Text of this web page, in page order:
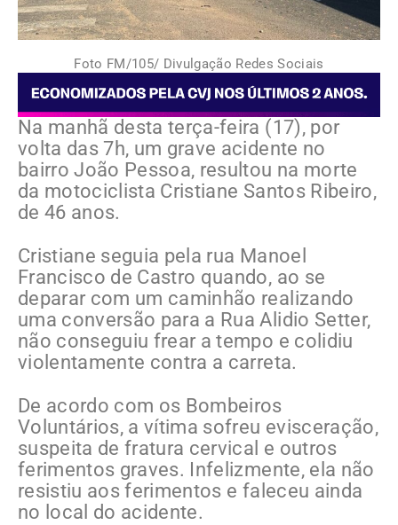
Foto FM/105/ Divulgação Redes Sociais
Na manhã desta terça-feira (17), por
volta das 7h, um grave acidente no
bairro João Pessoa, resultou na morte
da motociclista Cristiane Santos Ribeiro,
de 46 anos.
Cristiane seguia pela rua Manoel
Francisco de Castro quando, ao se
deparar com um caminhão realizando
uma conversão para a Rua Alidio Setter,
não conseguiu frear a tempo e colidiu
violentamente contra a carreta.
De acordo com os Bombeiros
Voluntários, a vítima sofreu evisceração,
suspeita de fratura cervical e outros
ferimentos graves. Infelizmente, ela não
resistiu aos ferimentos e faleceu ainda
no local do acidente.